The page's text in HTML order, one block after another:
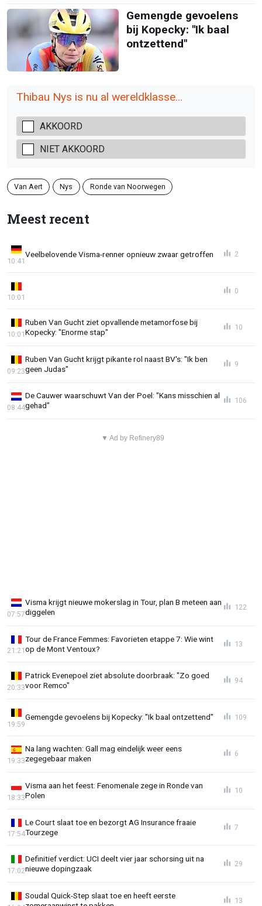
Gemengde gevoelens
bij Kopecky: "Ik baal
ontzettend"
Thibau Nys is nu al wereldklasse...
AKKOORD
NIET AKKOORD
Van Aert Nys Ronde van Noorwegen
Meest recent
Veelbelovende Visma-renner opnieuw zwaar getroffen
10:41
2
10:01
0
Ruben Van Gucht ziet opvallende metamorfose bij
Kopecky: "Enorme stap"
10:01
10
Ruben Van Gucht krijgt pikante rol naast BV's: "Ik ben
geen Judas"
09:23
9
De Cauwer waarschuwt Van der Poel: "Kans misschien al
gehad"
08:44
106
▼ Ad by Refinery89
Visma krijgt nieuwe mokerslag in Tour, plan B meteen aan
diggelen
07:57
122
Tour de France Femmes: Favorieten etappe 7: Wie wint
op de Mont Ventoux?
21:21
13
Patrick Evenepoel ziet absolute doorbraak: "Zo goed
voor Remco"
20:33
94
Gemengde gevoelens bij Kopecky: "Ik baal ontzettend"
19:59
109
Na lang wachten: Gall mag eindelijk weer eens
zegegebaar maken
19:33
6
Visma aan het feest: Fenomenale zege in Ronde van
Polen
18:33
10
Le Court slaat toe en bezorgt AG Insurance fraaie
Tourzege
17:54
7
Definitief verdict: UCI deelt vier jaar schorsing uit na
nieuwe dopingzaak
17:02
29
Soudal Quick-Step slaat toe en heeft eerste
13